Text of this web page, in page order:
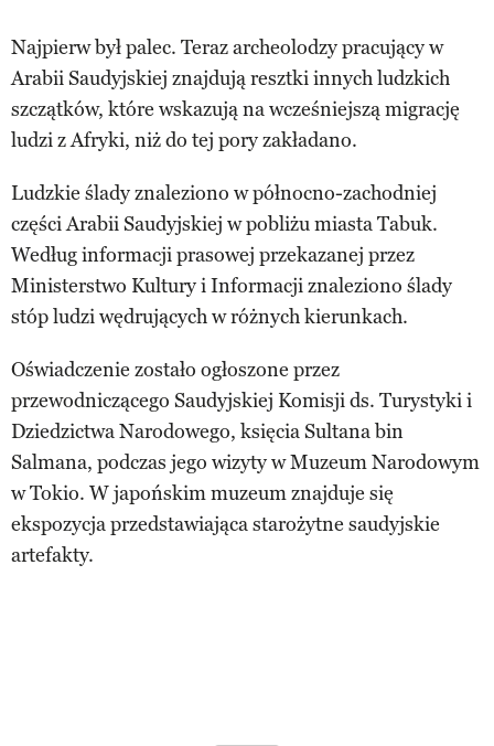
Najpierw był palec. Teraz archeolodzy pracujący w
Arabii Saudyjskiej znajdują resztki innych ludzkich
szczątków, które wskazują na wcześniejszą migrację
ludzi z Afryki, niż do tej pory zakładano.
Ludzkie ślady znaleziono w północno-zachodniej
części Arabii Saudyjskiej w pobliżu miasta Tabuk.
Według informacji prasowej przekazanej przez
Ministerstwo Kultury i Informacji znaleziono ślady
stóp ludzi wędrujących w różnych kierunkach.
Oświadczenie zostało ogłoszone przez
przewodniczącego Saudyjskiej Komisji ds. Turystyki i
Dziedzictwa Narodowego, księcia Sultana bin
Salmana, podczas jego wizyty w Muzeum Narodowym
w Tokio. W japońskim muzeum znajduje się
ekspozycja przedstawiająca starożytne saudyjskie
artefakty.